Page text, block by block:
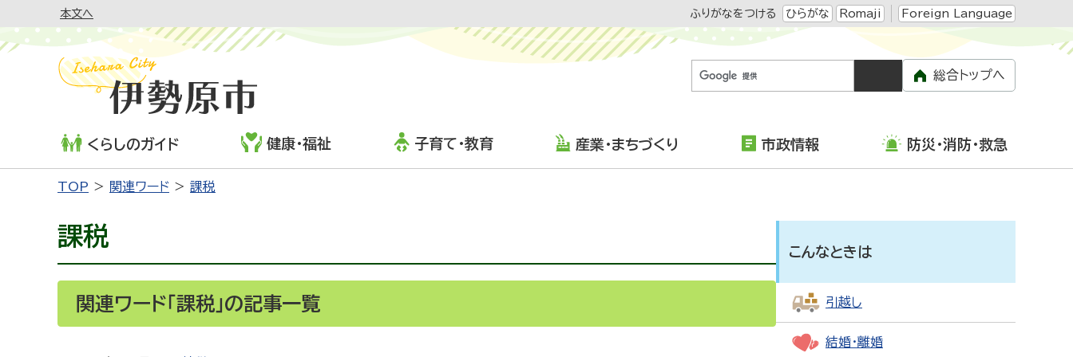
本文へ ふりがなをつける ひらがな Romaji Foreign Language
総合トップへ
くらしのガイド 健康・福祉 子育て・教育 産業・まちづくり 市政情報 防災・消防・救急
TOP 関連ワード 課税
課税
関連ワード「課税」の記事一覧
こんなときは
引越し
結婚・離婚